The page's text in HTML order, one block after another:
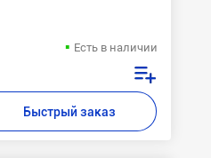
Есть в наличии
Быстрый заказ